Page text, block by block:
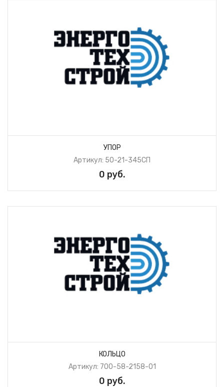
УПОР
Артикул: 50-21-345СП
0 руб.
КОЛЬЦО
Артикул: 700-58-2158-01
0 руб.